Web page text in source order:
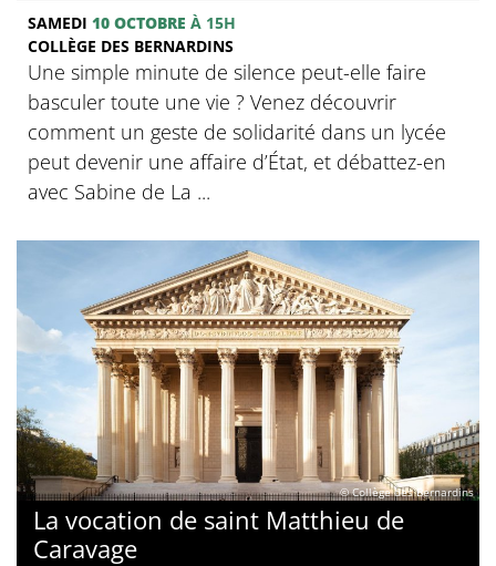
SAMEDI 10 OCTOBRE À 15H
COLLÈGE DES BERNARDINS
Une simple minute de silence peut-elle faire
basculer toute une vie ? Venez découvrir
comment un geste de solidarité dans un lycée
peut devenir une affaire d’État, et débattez-en
avec Sabine de La ...
© Collège des Bernardins
La vocation de saint Matthieu de
Caravage